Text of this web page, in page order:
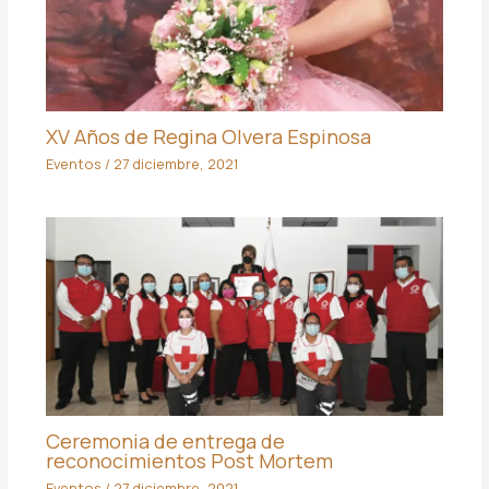
XV Años de Regina Olvera Espinosa
Eventos / 27 diciembre, 2021
Ceremonia de entrega de
reconocimientos Post Mortem